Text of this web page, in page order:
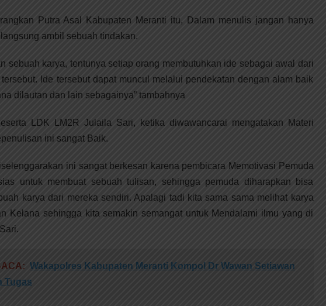
Putra Asal Kabupaten Meranti itu, Dalam menulis jangan hanya
ambil sebuah tindakan.
sebuah karya, tentunya setiap orang membutuhkan ide sebagai awal dari
Ide tersebut dapat muncul melalui pendekatan dengan alam baik
dilautan dan lain sebagainya” tambahnya
LDK LM2R Julaila Sari, ketika diwawancarai mengatakan Materi
ini sangat Baik.
ini sangat berkesan karena pembicara Memotivasi Pemuda
untuk membuat sebuah tulisan, sehingga pemuda diharapkan bisa
karya dari mereka sendiri. Apalagi tadi kita sama sama melihat karya
Kelana sehingga kita semakin semangat untuk Mendalami ilmu yang di
Wakapolres Kabupaten Meranti Kompol Dr Wawan Setiawan
Tugas